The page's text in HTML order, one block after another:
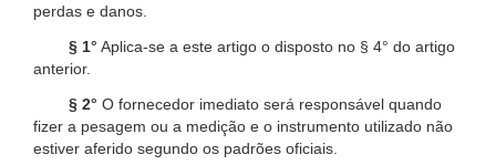
perdas e danos.
§ 1° Aplica-se a este artigo o disposto no § 4° do artigo
anterior.
§ 2° O fornecedor imediato será responsável quando
fizer a pesagem ou a medição e o instrumento utilizado não
estiver aferido segundo os padrões oficiais.